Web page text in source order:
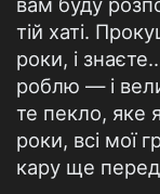
тій хаті.
роки, і
роблю — і
те пекло, яке
роки, всі мої
кару ще перед